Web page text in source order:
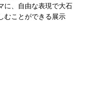
に、自由な表現で大石
むことができる展示